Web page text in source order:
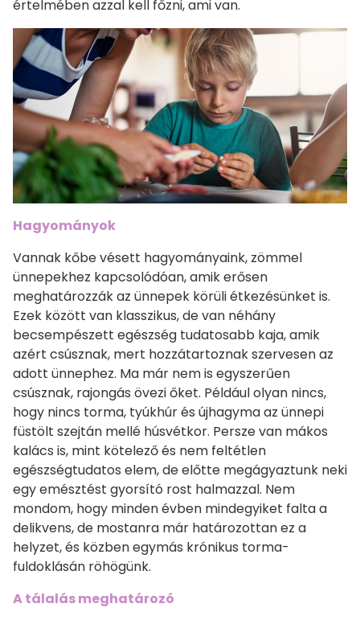
értelmében azzal kell főzni, ami van.
Hagyományok
Vannak kőbe vésett hagyományaink, zömmel
ünnepekhez kapcsolódóan, amik erősen
meghatározzák az ünnepek körüli étkezésünket is.
Ezek között van klasszikus, de van néhány
becsempészett egészség tudatosabb kaja, amik
azért csúsznak, mert hozzátartoznak szervesen az
adott ünnephez. Ma már nem is egyszerűen
csúsznak, rajongás övezi őket. Például olyan nincs,
hogy nincs torma, tyúkhúr és újhagyma az ünnepi
füstölt szejtán mellé húsvétkor. Persze van mákos
kalács is, mint kötelező és nem feltétlen
egészségtudatos elem, de előtte megágyaztunk neki
egy emésztést gyorsító rost halmazzal. Nem
mondom, hogy minden évben mindegyiket falta a
delikvens, de mostanra már határozottan ez a
helyzet, és közben egymás krónikus torma-
fuldoklásán röhögünk.
A tálalás meghatározó